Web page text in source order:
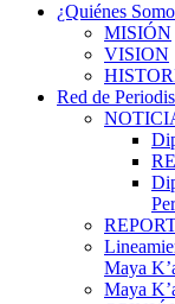
¿Quiénes
MISIÓN
VISION
Red de
Maya
Maya